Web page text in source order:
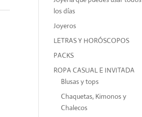
los días
Joyeros
LETRAS Y HORÓSCOPOS
PACKS
ROPA CASUAL E INVITADA
Blusas y tops
Chaquetas, Kimonos y
Chalecos